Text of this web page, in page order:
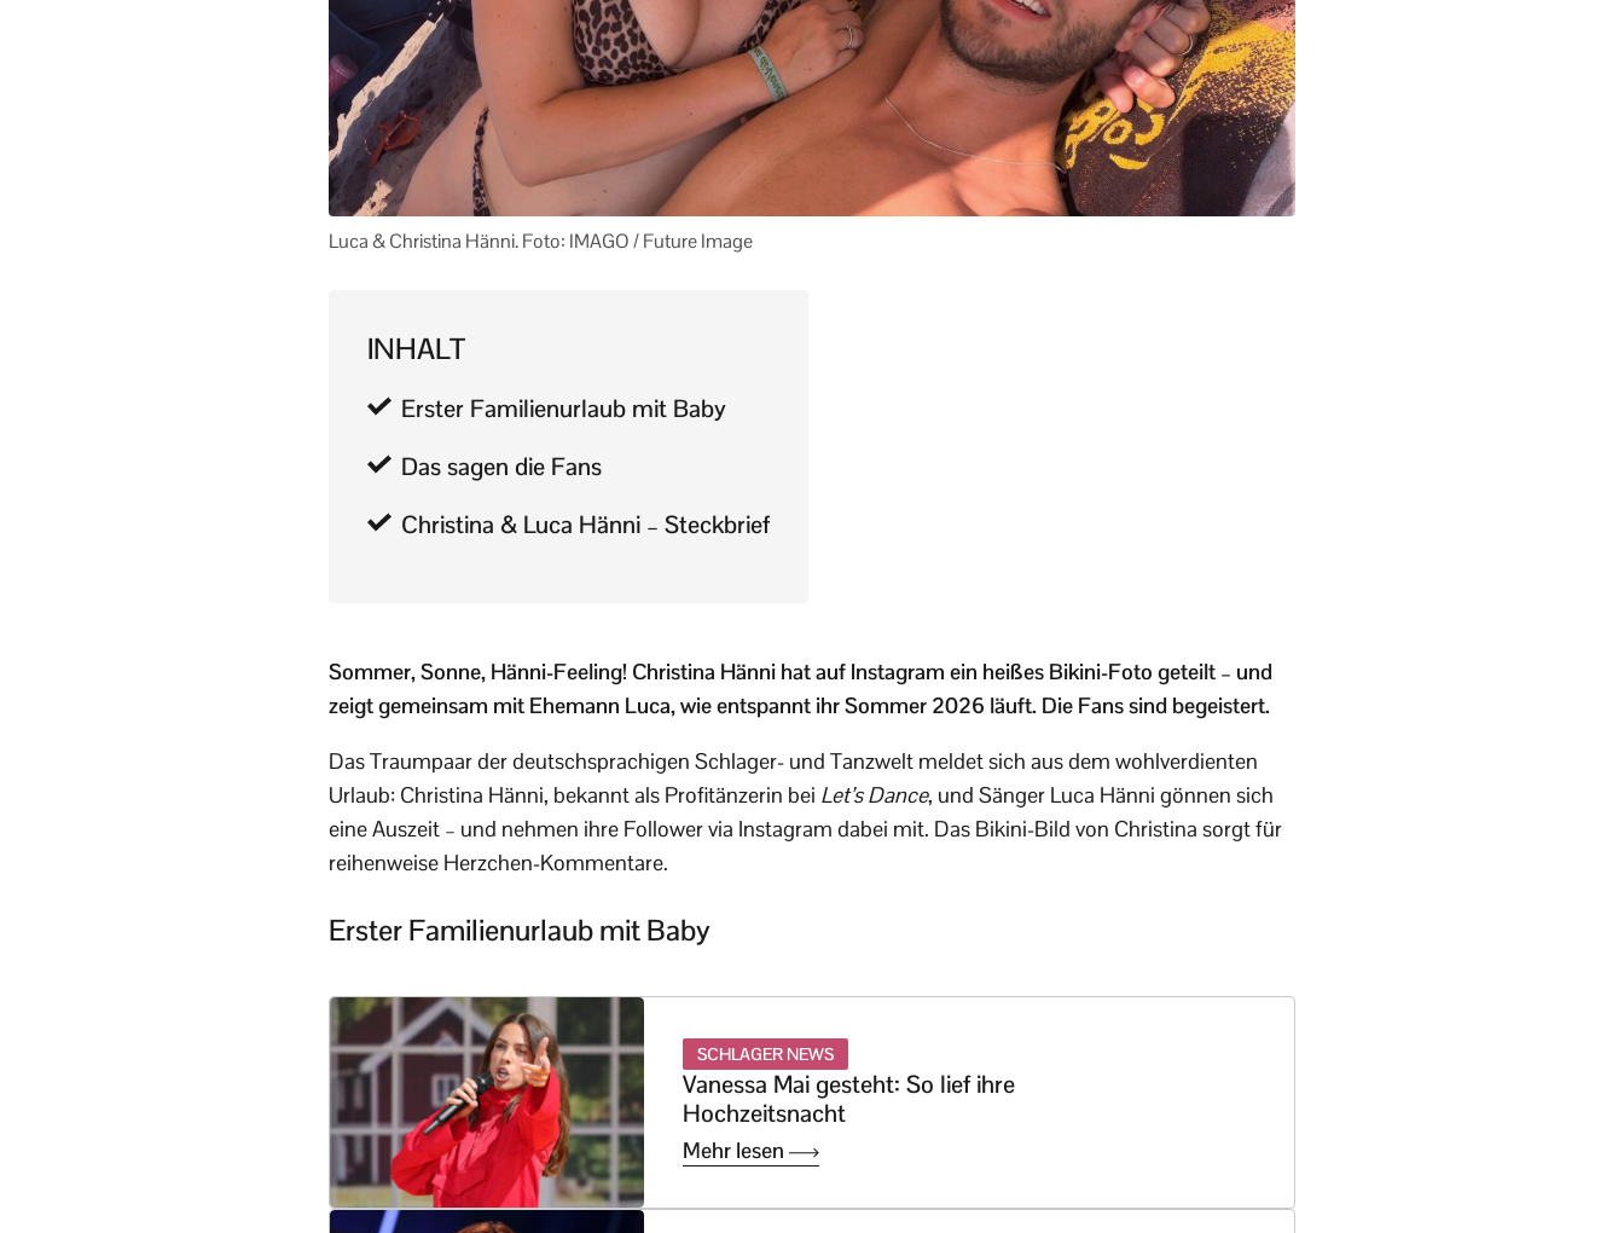
Luca & Christina Hänni. Foto: IMAGO / Future Image
INHALT
Erster Familienurlaub mit Baby
Das sagen die Fans
Christina & Luca Hänni – Steckbrief
Sommer, Sonne, Hänni-Feeling! Christina Hänni hat auf Instagram ein heißes Bikini-Foto geteilt – und
zeigt gemeinsam mit Ehemann Luca, wie entspannt ihr Sommer 2026 läuft. Die Fans sind begeistert.
Das Traumpaar der deutschsprachigen Schlager- und Tanzwelt meldet sich aus dem wohlverdienten
Urlaub: Christina Hänni, bekannt als Profitänzerin bei Let’s Dance, und Sänger Luca Hänni gönnen sich
eine Auszeit – und nehmen ihre Follower via Instagram dabei mit. Das Bikini-Bild von Christina sorgt für
reihenweise Herzchen-Kommentare.
Erster Familienurlaub mit Baby
SCHLAGER NEWS
Vanessa Mai gesteht: So lief ihre
Hochzeitsnacht
Mehr lesen